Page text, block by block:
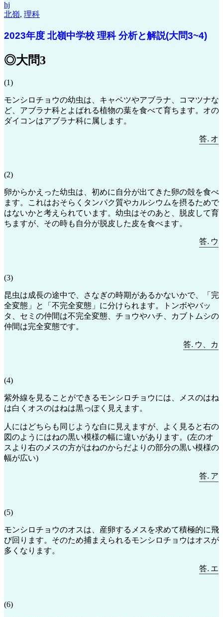
hj
北嶺, 理科
2023年度 北嶺中学校 理科 分析と解説(大問3~4)
◎大問3
(1)
モンシロチョウの幼虫は、キャベツやアブラナ、コマツナな
ど、アブラナ科とよばれる植物の葉を食べて育ちます。オの
ダイコンはアブラナ科に属します。
答 オ
答 オ―
(2)
卵からかえった幼虫は、初めに自分が出てきた卵の殻を食べ
ます。これはおそらくタンパク質やカルシウムを摂るためで
はないかと考えられています。幼虫はそのあと、脱皮して育
ちますが、その時も自分が脱皮した皮を食べます。
答 ウ
答 ウ
―
(3)
昆虫は成長の途中で、さなぎの時期があるかないかで、「完
全変態」と「不完全変態」に分けられます。トンボやバッ
タ、セミの仲間は不完全変態、チョウやハチ、カブトムシの
仲間は完全変態です。
答 ウ 、 カ
答 ウ カ―
(4)
紫外線を見ることができるモンシロチョウには、メスのはね
は白くオスのはねは黒っぽく見えます。
人にはどちらも同じような白に見えますが、よく見ると右の
図のようにはねの黒い模様の幅に違いがあります。(左のオ
スより右のメスの方がはねのからだよりの部分の黒い模様の
幅が広い)
答 ア
答 ア
―
(5)
モンシロチョウのオスは、産卵するメスを求めて積極的に飛
び回ります。そのため捕まえられるモンシロチョウはオスが
多くなります。
答 エ
答 エ
―
(6)